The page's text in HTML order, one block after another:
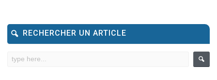
RECHERCHER UN ARTICLE